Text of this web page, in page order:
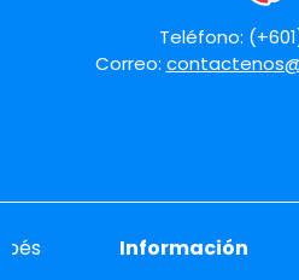
Enviar comentario
Teléfono:
Correo:
Información